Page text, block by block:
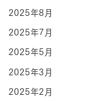
2025年8月
2025年7月
2025年5月
2025年3月
2025年2月